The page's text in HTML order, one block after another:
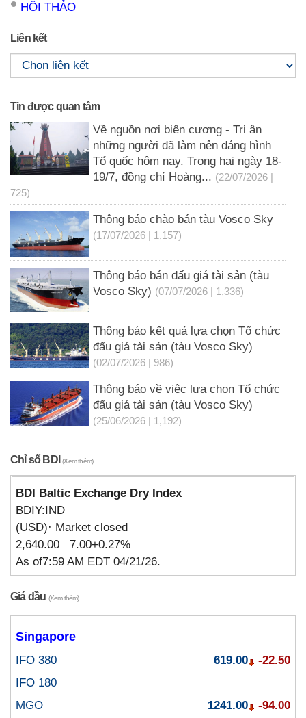
HỘI THẢO
Liên kết
Tin được quan tâm
Về nguồn nơi biên cương - Tri ân
những người đã làm nên dáng hình
Tổ quốc hôm nay. Trong hai ngày 18-
19/7, đồng chí Hoàng... (22/07/2026 |
725)
Thông báo chào bán tàu Vosco Sky
(17/07/2026 | 1,157)
Thông báo bán đấu giá tài sản (tàu
Vosco Sky) (07/07/2026 | 1,336)
Thông báo kết quả lựa chọn Tổ chức
đấu giá tài sản (tàu Vosco Sky)
(02/07/2026 | 986)
Thông báo về việc lựa chọn Tổ chức
đấu giá tài sản (tàu Vosco Sky)
(25/06/2026 | 1,192)
Chỉ số BDI(Xem thêm)
BDI Baltic Exchange Dry Index
BDIY:IND
(USD)· Market closed
2,640.00 7.00+0.27%
As of7:59 AM EDT 04/21/26.
Giá dầu (Xem thêm)
Singapore
IFO 380 619.00
-22.50
IFO 180
MGO
1241.00 -94.00